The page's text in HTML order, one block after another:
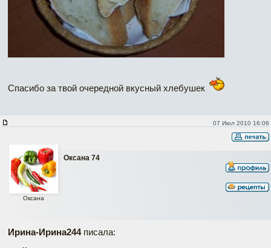
Спасибо за твой очередной вкусный хлебушек
07 Июл 2010 16:06
Оксана 74
Оксана
Ирина-Ирина244 писала: